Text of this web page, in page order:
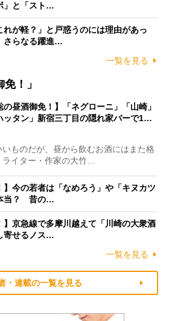
」と「スト…
が軽？」と戸惑うのには理由があっ
さらなる躍進…
一覧を見る
！」
の昼酒御免！】「ネグローニ」「山崎」
ッタン」新宿三丁目の隠れ家バーで1…
ものだが、昼から飲むお酒にはまた格
イター・作家の大竹…
】今の若者は「なめろう」や「キヌカツ
当？ 昔の…
】京急線で多摩川越えて「川崎の大衆酒
寄せるノス…
一覧を見る
・連載の一覧を見る